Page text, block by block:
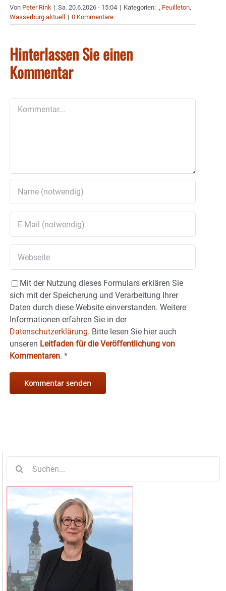
Von Peter Rink | Sa. 20.6.2026 - 15:04 | Kategorien: ., Feuilleton,
Wasserburg aktuell
| 0 Kommentare
Hinterlassen Sie einen
Kommentar
Mit der Nutzung dieses Formulars erklären Sie
sich mit der Speicherung und Verarbeitung Ihrer
Daten durch diese Website einverstanden. Weitere
Informationen erfahren Sie in der
Datenschutzerklärung. Bitte lesen Sie hier auch
unseren Leitfaden für die Veröffentlichung von
Kommentaren. *
nach: